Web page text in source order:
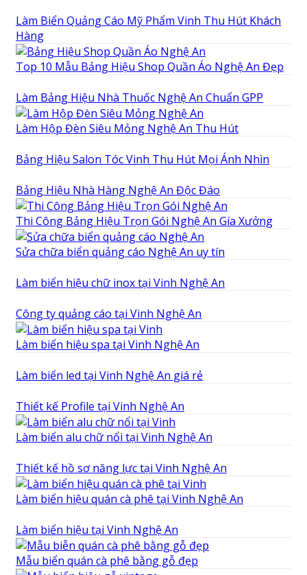
Làm Biển Quảng Cáo Mỹ Phẩm Vinh Thu Hút Khách
Hàng
Top 10 Mẫu Bảng Hiệu Shop Quần Áo Nghệ An Đẹp
Làm Bảng Hiệu Nhà Thuốc Nghệ An Chuẩn GPP
Làm Hộp Đèn Siêu Mỏng Nghệ An Thu Hút
Bảng Hiệu Salon Tóc Vinh Thu Hút Mọi Ánh Nhìn
Bảng Hiệu Nhà Hàng Nghệ An Độc Đáo
Thi Công Bảng Hiệu Trọn Gói Nghệ An Gía Xưởng
Sửa chữa biển quảng cáo Nghệ An uy tín
Làm biển hiệu chữ inox tại Vinh Nghệ An
Công ty quảng cáo tại Vinh Nghệ An
Làm biển hiệu spa tại Vinh Nghệ An
Làm biển led tại Vinh Nghệ An giá rẻ
Thiết kế Profile tại Vinh Nghệ An
Làm biển alu chữ nổi tại Vinh Nghệ An
Thiết kế hồ sơ năng lực tại Vinh Nghệ An
Làm biển hiệu quán cà phê tại Vinh Nghệ An
Làm biển hiệu tại Vinh Nghệ An
Mẫu biển quán cà phê bằng gỗ đẹp